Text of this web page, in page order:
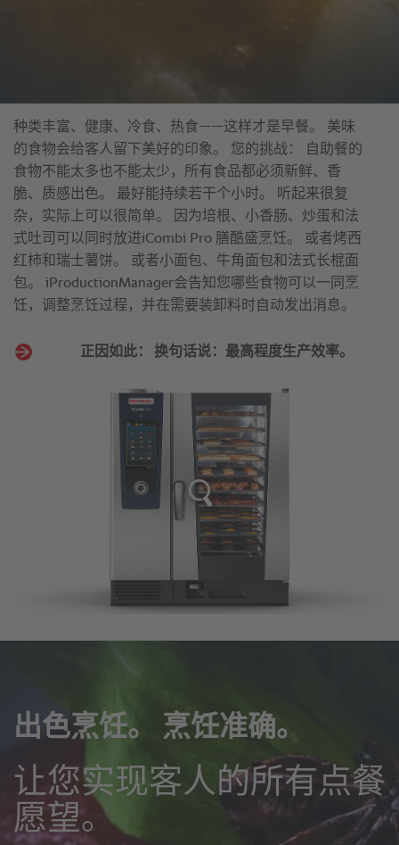
种类丰富、健康、冷食、热食——这样才是早餐。 美味
的食物会给客人留下美好的印象。 您的挑战： 自助餐的
食物不能太多也不能太少，所有食品都必须新鲜、香
脆、质感出色。 最好能持续若干个小时。 听起来很复
杂，实际上可以很简单。 因为培根、小香肠、炒蛋和法
式吐司可以同时放进iCombi Pro 膳酷盛烹饪。 或者烤西
红柿和瑞士薯饼。 或者小面包、牛角面包和法式长棍面
包。 iProductionManager会告知您哪些食物可以一同烹
饪，调整烹饪过程，并在需要装卸料时自动发出消息。
正因如此： 换句话说：最高程度生产效率。